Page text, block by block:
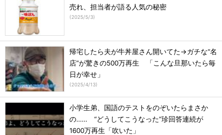
売れ、担当者が語る人気の秘密
(2025/5/3)
帰宅したら夫が牛丼屋さん開いてた→ガチな“名
店”が驚きの500万再生 「こんな旦那いたら毎
日が幸せ」
(2025/4/13)
小学生弟、国語のテストをのぞいたらまさか
の…… “どうしてこうなった”珍回答連続が
1600万再生「吹いた」